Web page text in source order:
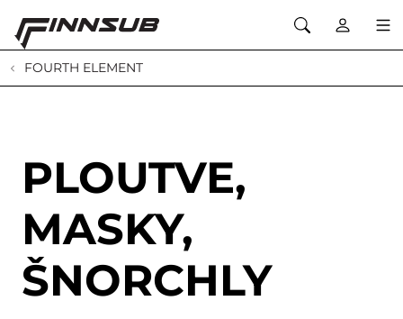
FOURTH ELEMENT
PLOUTVE,
MASKY,
ŠNORCHLY